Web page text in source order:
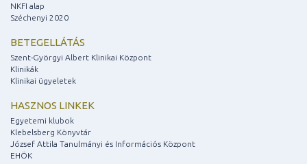
NKFI alap
Széchenyi 2020
BETEGELLÁTÁS
Szent-Györgyi Albert Klinikai Központ
Klinikák
Klinikai ügyeletek
HASZNOS LINKEK
Egyetemi klubok
Klebelsberg Könyvtár
József Attila Tanulmányi és Információs Központ
EHÖK